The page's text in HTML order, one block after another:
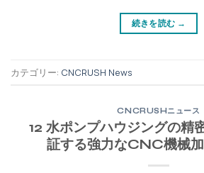
続きを読む →
カテゴリー: CNCRUSH News
CNCRUSHニュース
12 水ポンプハウジングの精
証する強力なCNC機械